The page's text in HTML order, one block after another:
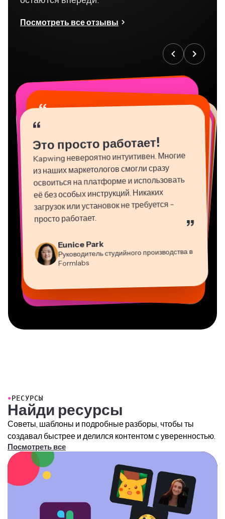
“
Это просто работает!
Kapwing невероятно интуитивен. Многие
из наших маркетологов смогли сразу
освоиться на платформе и использовать
её без особых инструкций. Никаких
загрузок или установок не требуется -
просто работает. ”
Руководитель студийного производства в
Formlabs
“
Vannesia Darby
Генеральный директор в MOXIE
“
Grant Taleck
Со-основатель в
“
Panos Papagapiou
Управляющий партнер в EPATHLON
“
Kerry-lee Farla
“
Gracie Peng
Директор контента
“
Видео Редактор
“
Heidi Rae
Образование
“
Консультант
Mitch Rawlings
“
Dina Segovia
Виртуальный фрилансер
Найди ресурсы
Советы, шаблоны и подробные разборы, чтобы ты
создавал быстрее и делился контентом с уверенностью.
Посмотреть все